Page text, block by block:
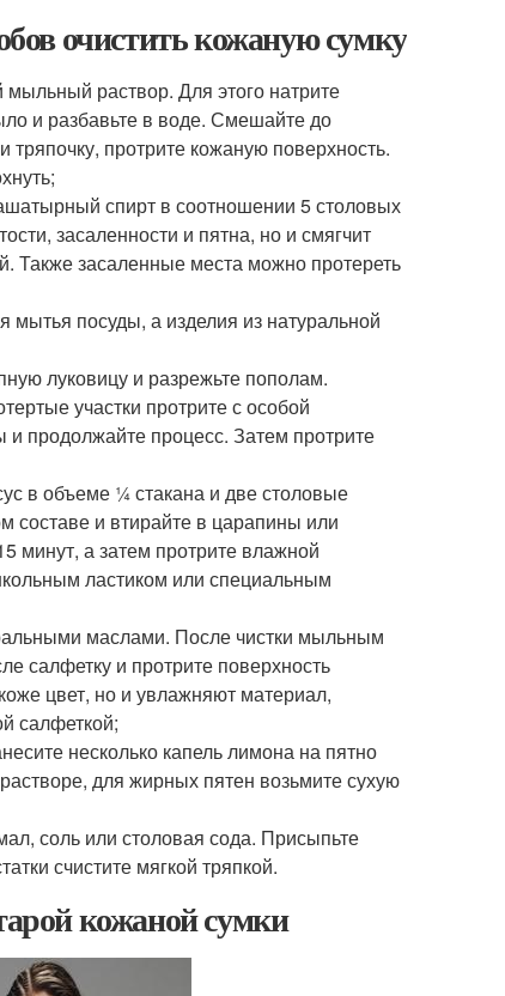
очистить кожаную сумку
раствор. Для этого натрите
и разбавьте в воде. Смешайте до
протрите кожаную поверхность.
спирт в соотношении 5 столовых
засаленности и пятна, но и смягчит
Также засаленные места можно протереть
посуды, а изделия из натуральной
луковицу и разрежьте пополам.
участки протрите с особой
продолжайте процесс. Затем протрите
в объеме ¼ стакана и две столовые
составе и втирайте в царапины или
минут, а затем протрите влажной
ластиком или специальным
маслами. После чистки мыльным
салфетку и протрите поверхность
цвет, но и увлажняют материал,
салфеткой;
несколько капель лимона на пятно
для жирных пятен возьмите сухую
соль или столовая сода. Присыпьте
счистите мягкой тряпкой.
кожаной сумки